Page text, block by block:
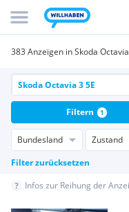
383 Anzeigen in Skoda
Bundesland Zustand
Filter zurücksetzen
Filtern 1
Infos zur Reihung der